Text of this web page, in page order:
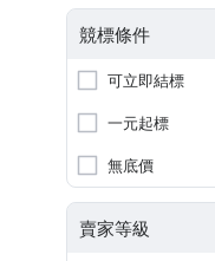
競標條件
可立即結標
一元起標
無底價
賣家等級